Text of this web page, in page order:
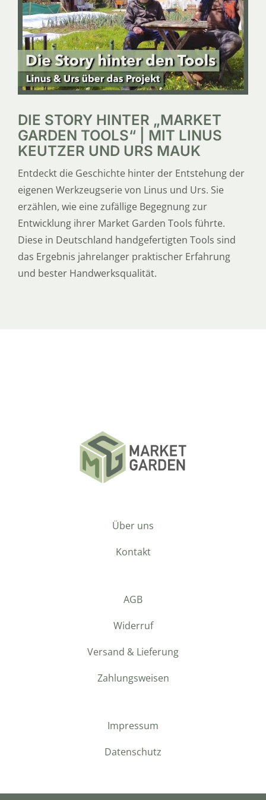
SERVICE
ÜBER UNS
DIE STORY HINTER „MARKET
GARDEN TOOLS“ | MIT LINUS
KEUTZER UND URS MAUK
Entdeckt die Geschichte hinter der Entstehung der
eigenen Werkzeugserie von Linus und Urs. Sie
erzählen, wie eine zufällige Begegnung zur
Entwicklung ihrer Market Garden Tools führte.
Diese in Deutschland handgefertigten Tools sind
das Ergebnis jahrelanger praktischer Erfahrung
und bester Handwerksqualität.
Über uns
Kontakt
AGB
Widerruf
Versand & Lieferung
Zahlungsweisen
Impressum
Datenschutz